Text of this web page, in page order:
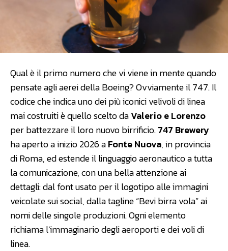
Qual è il primo numero che vi viene in mente quando
pensate agli aerei della Boeing? Ovviamente il 747. Il
codice che indica uno dei più iconici velivoli di linea
mai costruiti è quello scelto daValerio e Lorenzo
per battezzare il loro nuovo birrificio.747 Brewery
ha aperto a inizio 2026 aFonte Nuova, in provincia
di Roma, ed estende il linguaggio aeronautico a tutta
la comunicazione, con una bella attenzione ai
dettagli: dal font usato per il logotipo alle immagini
veicolate sui social, dalla tagline “Bevi birra vola” ai
nomi delle singole produzioni. Ogni elemento
richiama l’immaginario degli aeroporti e dei voli di
linea.